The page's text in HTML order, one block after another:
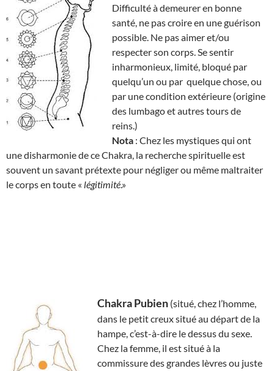
Difficulté à demeurer en bonne
santé, ne pas croire en une guérison
possible. Ne pas aimer et/ou
respecter son corps. Se sentir
inharmonieux, limité, bloqué par
quelqu’un ou par quelque chose, ou
par une condition extérieure (origine
des lumbago et autres tours de
reins.)
Nota : Chez les mystiques qui ont
une disharmonie de ce Chakra, la recherche spirituelle est
souvent un savant prétexte pour négliger ou même maltraiter
le corps en toute « légitimité.»
Chakra Pubien (situé, chez l’homme,
dans le petit creux situé au départ de la
hampe, c’est-à-dire le dessus du sexe.
Chez la femme, il est situé à la
commissure des grandes lèvres ou juste